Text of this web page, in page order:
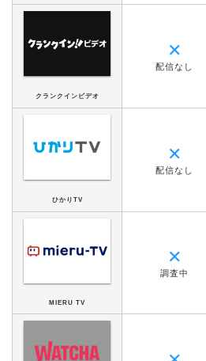
クランクインビデオ
✕
配信なし
ひかりTV
✕
配信なし
MIERU TV
✕
調査中